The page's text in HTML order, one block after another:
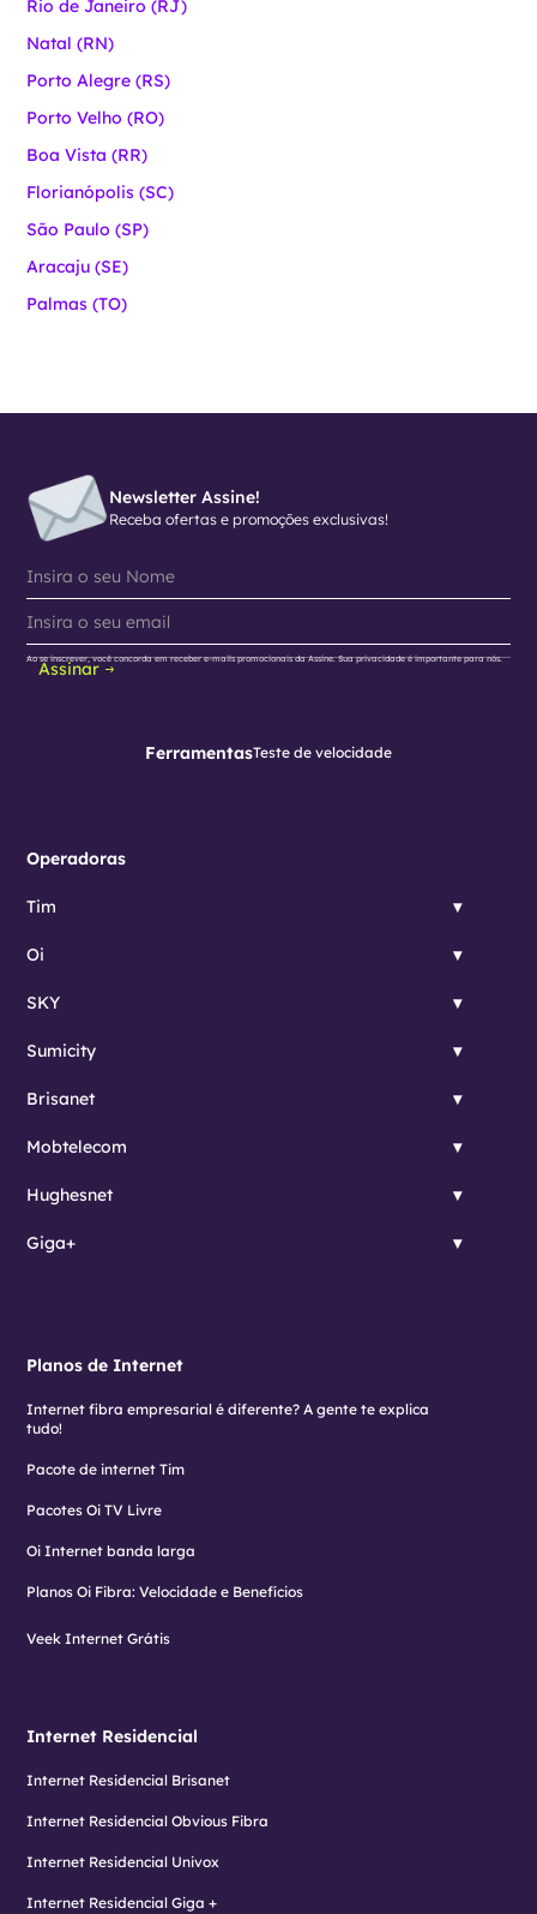
Rio de Janeiro (RJ)
Natal (RN)
Porto Alegre (RS)
Porto Velho (RO)
Boa Vista (RR)
Florianópolis (SC)
São Paulo (SP)
Aracaju (SE)
Palmas (TO)
Newsletter Assine!
Receba ofertas e promoções exclusivas!
Assinar
Ao se inscrever, você concorda em receber e-mails promocionais da Assine. Sua privacidade é importante para nós.
FerramentasTeste de velocidade
Operadoras
Tim
Oi
SKY
Sumicity
Brisanet
Mobtelecom
Hughesnet
Giga+
Planos de Internet
Internet fibra empresarial é diferente? A gente te explica
tudo!
Pacote de internet Tim
Pacotes Oi TV Livre
Oi Internet banda larga
Planos Oi Fibra: Velocidade e Benefícios
Veek Internet Grátis
Internet Residencial
Internet Residencial Brisanet
Internet Residencial Obvious Fibra
Internet Residencial Univox
Internet Residencial Giga +